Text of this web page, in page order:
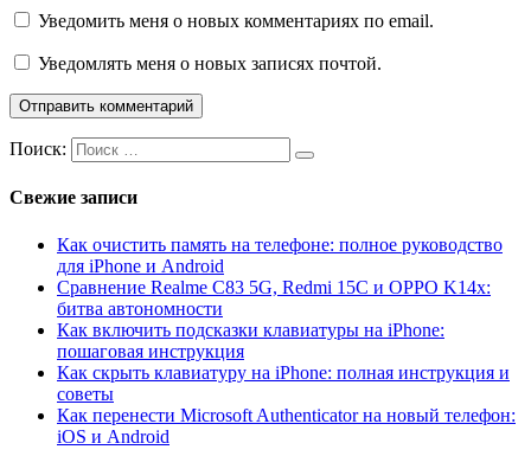
Уведомить меня о новых комментариях по email.
Уведомлять меня о новых записях почтой.
Поиск:
Свежие записи
Как очистить память на телефоне: полное руководство
для iPhone и Android
Сравнение Realme C83 5G, Redmi 15C и OPPO K14x:
битва автономности
Как включить подсказки клавиатуры на iPhone:
пошаговая инструкция
Как скрыть клавиатуру на iPhone: полная инструкция и
советы
Как перенести Microsoft Authenticator на новый телефон:
iOS и Android